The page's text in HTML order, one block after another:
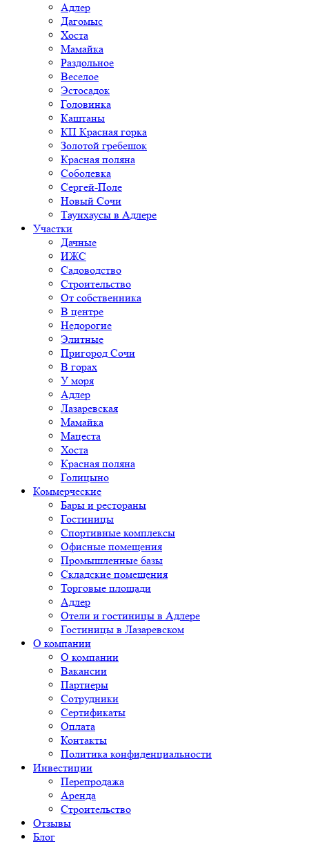
Адлер
Дагомыс
Хоста
Мамайка
Раздольное
Веселое
Эстосадок
Головинка
Каштаны
КП Красная горка
Золотой гребешок
Красная поляна
Соболевка
Сергей-Поле
Новый Сочи
Таунхаусы в Адлере
Участки
Дачные
ИЖС
Садоводство
Строительство
От собственника
В центре
Недорогие
Элитные
Пригород Сочи
В горах
У моря
Адлер
Лазаревская
Мамайка
Мацеста
Хоста
Красная поляна
Голицыно
Коммерческие
Бары и рестораны
Гостиницы
Спортивные комплексы
Офисные помещения
Промышленные базы
Складские помещения
Торговые площади
Адлер
Отели и гостиницы в Адлере
Гостиницы в Лазаревском
О компании
О компании
Вакансии
Партнеры
Сотрудники
Сертификаты
Оплата
Контакты
Политика конфиденциальности
Инвестиции
Перепродажа
Аренда
Строительство
Отзывы
Блог